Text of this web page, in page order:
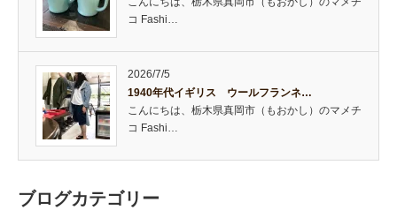
コ Fashi…
2026/7/5
1940年代イギリス ウールフランネ…
こんにちは、栃木県真岡市（もおかし）のマメチ
コ Fashi…
ブログカテゴリー